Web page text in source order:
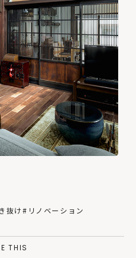
抜け#リノベーション
THIS